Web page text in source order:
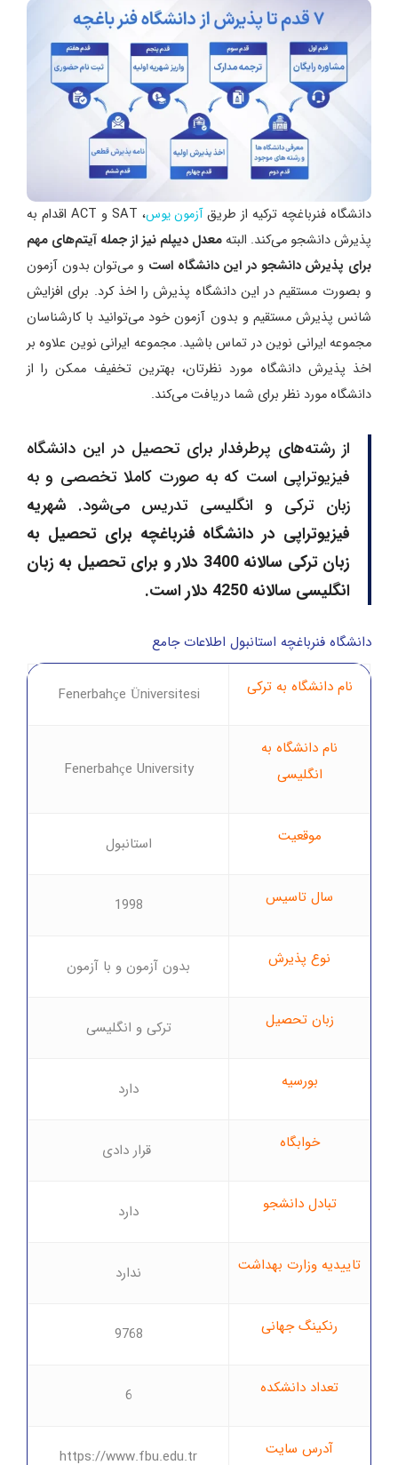
دانشگاه فنرباغچه ترکیه از طریقآزمون یوس
، SAT و ACT اقدام به
پذیرش دانشجو می‌کند. البتهمعدل دیپلم نیز از جمله آیتم‌های مهم
برای پذیرش دانشجو در این دانشگاه است و می‌توان بدون آزمون
و بصورت مستقیم در این دانشگاه پذیرش را اخذ کرد. برای افزایش
شانس پذیرش مستقیم و بدون آزمون خود می‌توانید با کارشناسان
مجموعه ایرانی نوین در تماس باشید. مجموعه ایرانی نوین علاوه بر
اخذ پذیرش دانشگاه مورد نظرتان، بهترین تخفیف ممکن را از
دانشگاه مورد نظر برای شما دریافت می‌کند.
از رشته‌های پرطرفدار برای تحصیل در این دانشگاه
فیزیوتراپی است که به صورت کاملا تخصصی و به
زبان ترکی و انگلیسی تدریس می‌شود. شهریه
فیزیوتراپی در دانشگاه فنرباغچه برای تحصیل به
زبان ترکی سالانه 3400 دلار و برای تحصیل به زبان
انگلیسی سالانه 4250 دلار است.
دانشگاه فنرباغچه استانبول اطلاعات جامع
نام دانشگاه به ترکی Fenerbahçe Üniversitesi
نام دانشگاه به
انگلیسی
Fenerbahçe University
موقعیت استانبول
سال تاسیس 1998
نوع پذیرش بدون آزمون و با آزمون
زبان تحصیل ترکی و انگلیسی
بورسیه دارد
خوابگاه قرار دادی
تبادل دانشجو دارد
تاییدیه وزارت بهداشت ندارد
رنکینگ جهانی 9768
تعداد دانشکده 6
آدرس سایت https://www.fbu.edu.tr